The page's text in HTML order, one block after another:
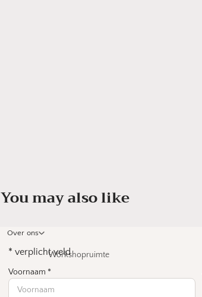
Over ons
Workshopruimte
You may also like
* verplicht veld
Voornaam *